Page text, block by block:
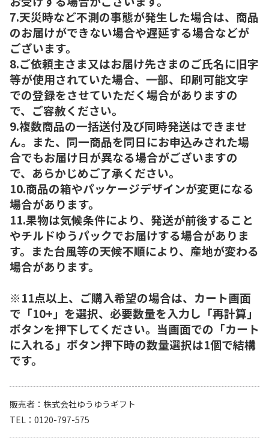
7.天災時など不測の事態が発生した場合は、商品
のお届けができない場合や遅延する場合などが
ございます。
8.ご依頼主さま又はお届け先さまのご氏名に旧字
等が使用されていた場合、一部、印刷可能文字
での登録をさせていただく場合がありますの
で、ご容赦ください。
9.複数商品の一括送付及び同時発送はできませ
ん。また、同一商品を同日にお申込みされた場
合でもお届け日が異なる場合がございますの
で、あらかじめご了承ください。
10.商品の箱やパッケージデザインが変更になる
場合があります。
11.果物は気候条件により、発送が前後すること
やチルドゆうパックでお届けする場合がありま
す。また台風等の天候不順により、産地が変わる
場合があります。
※11点以上、ご購入希望の場合は、カート画面
で「10+」を選択、必要数量を入力し「再計算」
ボタンを押下してください。当画面での「カート
に入れる」ボタン押下時の数量選択は1個で結構
です。
販売者
株式会社ゆうゆうギフト
TEL
0120-797-575